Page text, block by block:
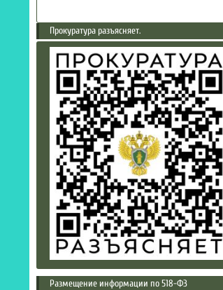
Прокуратура разъясняет.
Размещение информации по 518-ФЗ